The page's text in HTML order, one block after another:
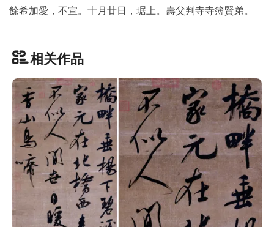
餘希加愛，不宣。十月廿日，琚上。壽父判寺寺簿賢弟。
相关作品
瓷
雕
刻
文
玉